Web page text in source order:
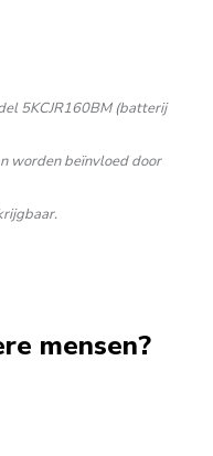
5KCJR160BM (batterij
worden beïnvloed door
mensen?